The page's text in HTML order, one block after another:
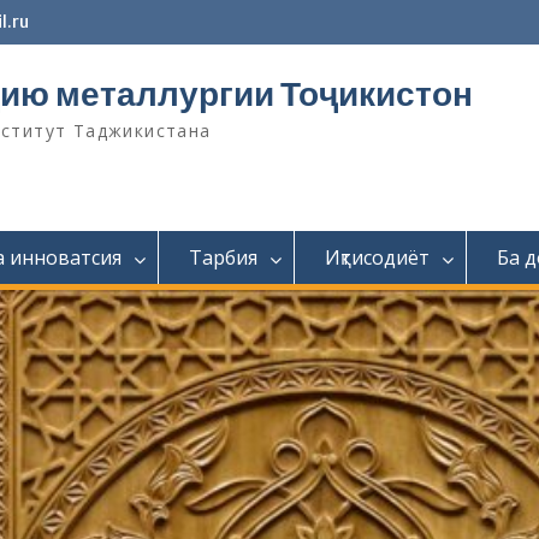
металлургии Тоҷикистон
Таджикистана
инноватсия Тарбия Иқтисодиёт Ба